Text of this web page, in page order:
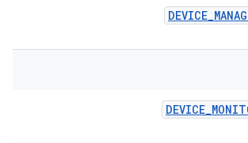
DEVICE_
DEVICE_